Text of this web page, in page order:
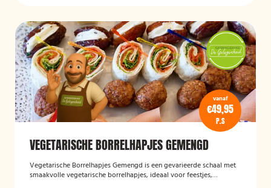
vanaf
€49,95
P.S
VEGETARISCHE BORRELHAPJES GEMENGD
Vegetarische Borrelhapjes Gemengd is een gevarieerde schaal met
smaakvolle vegetarische borrelhapjes, ideaal voor feestjes,